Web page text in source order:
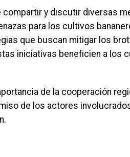
compartir y discutir diversas
para los cultivos
que buscan mitigar los
iniciativas beneficien a los
de la cooperación
de los actores